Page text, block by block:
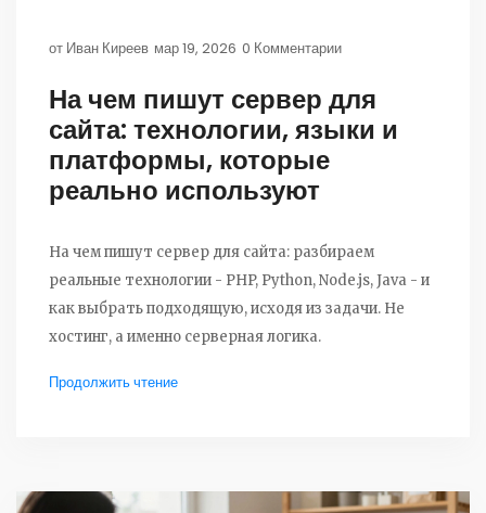
от Иван Киреев мар 19, 2026 0 Комментарии
На чем пишут сервер для
сайта: технологии, языки и
платформы, которые
реально используют
На чем пишут сервер для сайта: разбираем
реальные технологии - PHP, Python, Node.js, Java - и
как выбрать подходящую, исходя из задачи. Не
хостинг, а именно серверная логика.
Продолжить чтение